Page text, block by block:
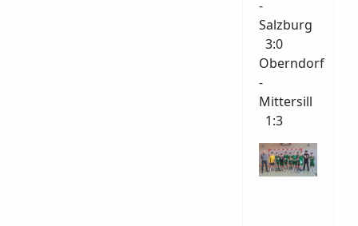
-
Salzburg
3:0
Oberndorf
-
Mittersill
1:3